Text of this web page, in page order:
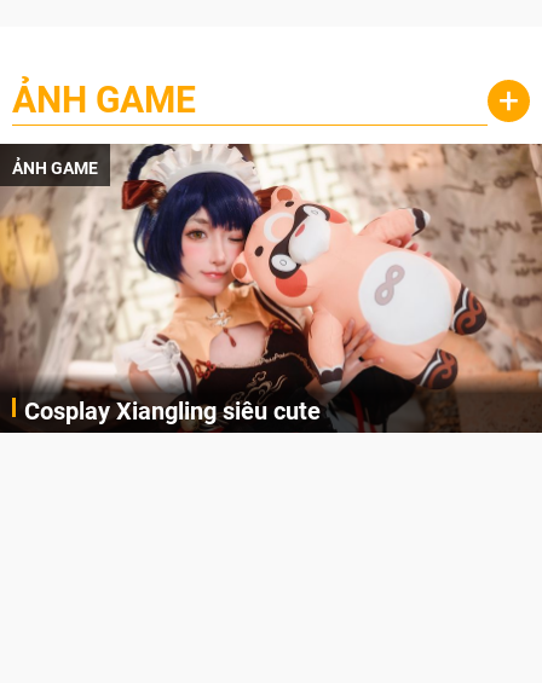
ẢNH GAME +
ẢNH GAME
Cosplay Xiangling siêu cute